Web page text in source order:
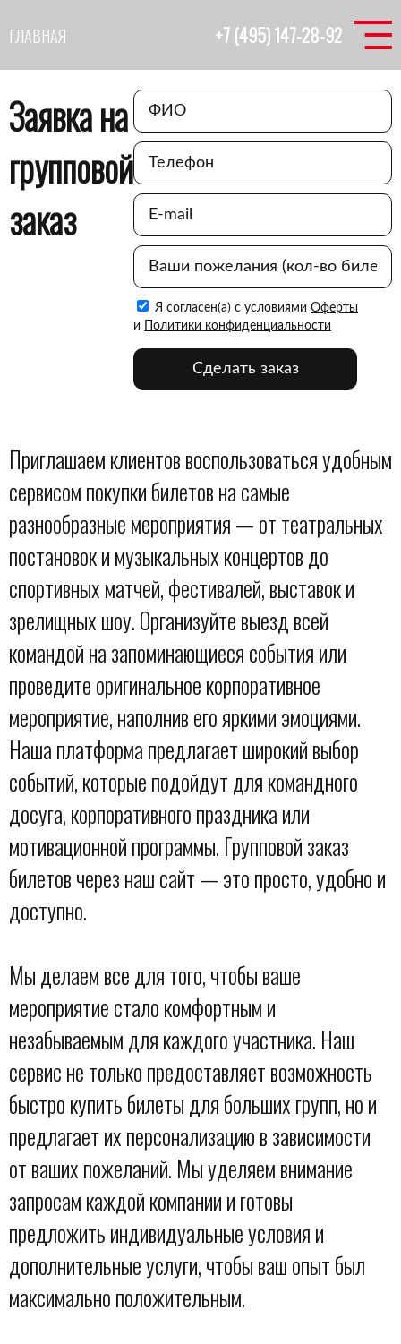
ГЛАВНАЯ +7 (495) 147-28-92
Заявка на
групповой
заказ
Я согласен(а) с условиями Оферты
и
Политики конфиденциальности
Сделать заказ
Приглашаем клиентов воспользоваться удобным
сервисом покупки билетов на самые
разнообразные мероприятия — от театральных
постановок и музыкальных концертов до
спортивных матчей, фестивалей, выставок и
зрелищных шоу. Организуйте выезд всей
командой на запоминающиеся события или
проведите оригинальное корпоративное
мероприятие, наполнив его яркими эмоциями.
Наша платформа предлагает широкий выбор
событий, которые подойдут для командного
досуга, корпоративного праздника или
мотивационной программы. Групповой заказ
билетов через наш сайт — это просто, удобно и
доступно.
Мы делаем все для того, чтобы ваше
мероприятие стало комфортным и
незабываемым для каждого участника. Наш
сервис не только предоставляет возможность
быстро купить билеты для больших групп, но и
предлагает их персонализацию в зависимости
от ваших пожеланий. Мы уделяем внимание
запросам каждой компании и готовы
предложить индивидуальные условия и
дополнительные услуги, чтобы ваш опыт был
максимально положительным.